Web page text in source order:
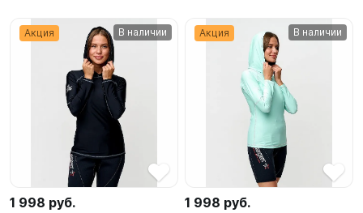
Акции
Акция В наличии
1 998 руб.
Акция В наличии
1 998 руб.